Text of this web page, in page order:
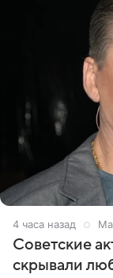
4 часа назад
Советские
скрывали